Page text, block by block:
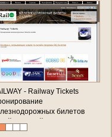
- Railway Tickets
билетов
по всей России)